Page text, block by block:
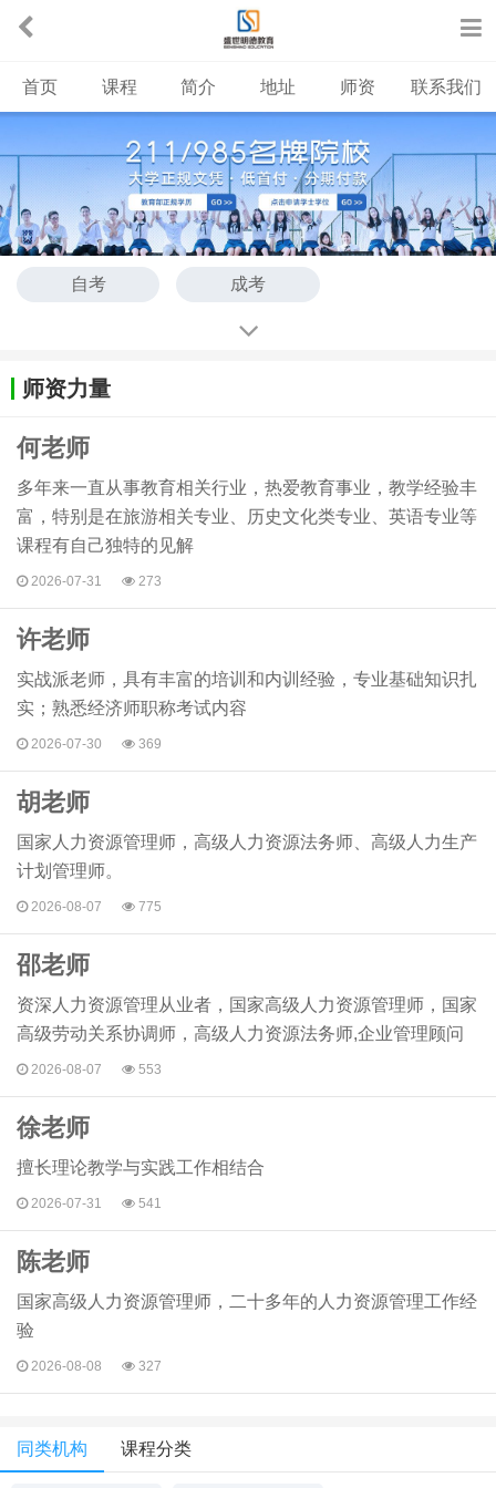
首页 课程 简介 地址 师资 联系我们
自考 成考
师资力量
何老师
多年来一直从事教育相关行业，热爱教育事业，教学经验丰
富，特别是在旅游相关专业、历史文化类专业、英语专业等
课程有自己独特的见解
2026-07-31 273
许老师
实战派老师，具有丰富的培训和内训经验，专业基础知识扎
实；熟悉经济师职称考试内容
2026-07-30 369
胡老师
国家人力资源管理师，高级人力资源法务师、高级人力生产
计划管理师。
2026-08-07 775
邵老师
资深人力资源管理从业者，国家高级人力资源管理师，国家
高级劳动关系协调师，高级人力资源法务师,企业管理顾问
2026-08-07 553
徐老师
擅长理论教学与实践工作相结合
2026-07-31 541
陈老师
国家高级人力资源管理师，二十多年的人力资源管理工作经
验
2026-08-08 327
同类机构 课程分类